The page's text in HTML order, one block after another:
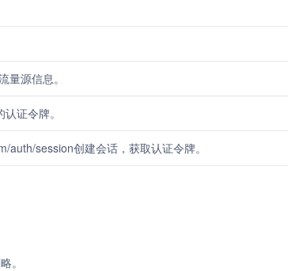
源信息。
证令牌。
session创建会话，获取认证令牌。
。